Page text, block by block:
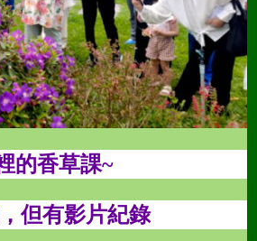
的香草課~
但有影片紀錄